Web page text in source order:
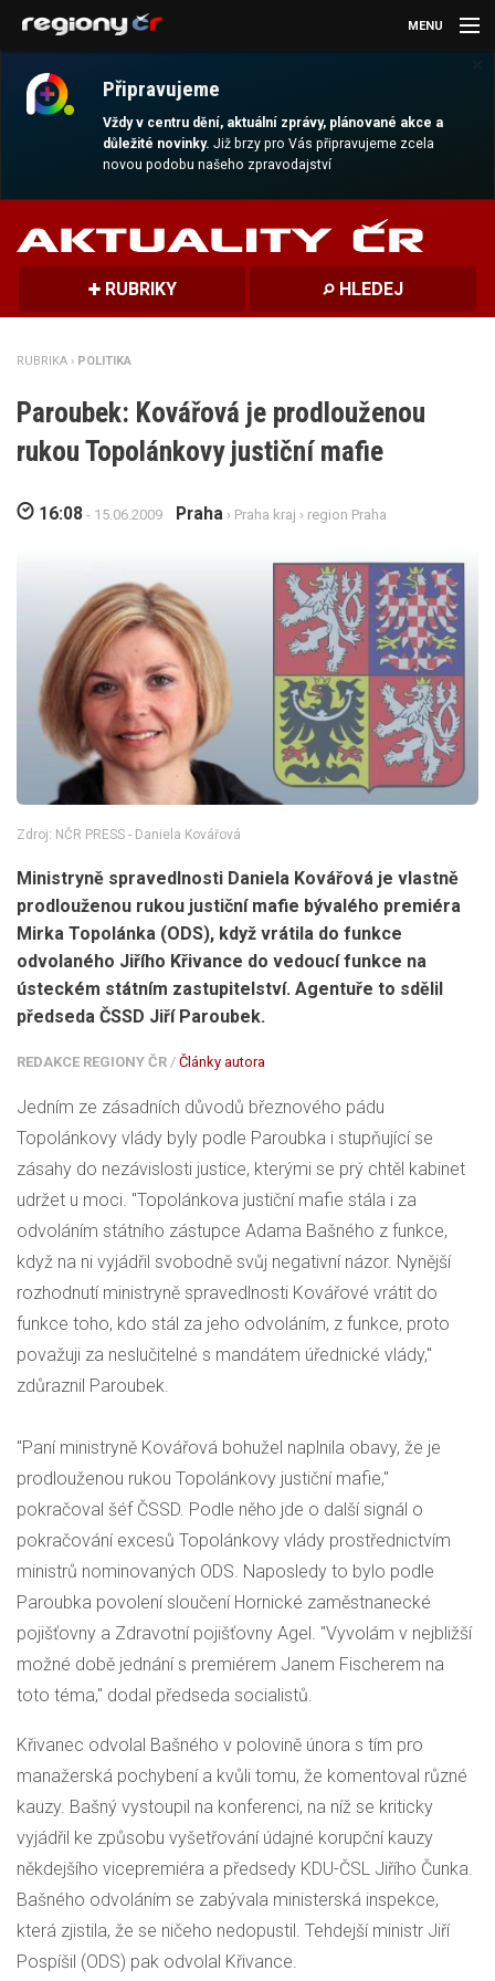
Připravujeme
Vždy v centru dění, aktuální zprávy, plánované akce a
důležité novinky.Již brzy pro Vás připravujeme zcela
novou podobu našeho zpravodajství
MENU
AKTUALITY
MAGAZÍN
DALŠÍ
REGION
RUBRIKY HLEDEJ
RUBRIKA › POLITIKA
Paroubek: Kovářová je prodlouženou
rukou Topolánkovy justiční mafie
16:08 - 15.06.2009 Praha › Praha kraj › region Praha
Zdroj: NČR PRESS - Daniela Kovářová
Ministryně spravedlnosti Daniela Kovářová je vlastně
prodlouženou rukou justiční mafie bývalého premiéra
Mirka Topolánka (ODS), když vrátila do funkce
odvolaného Jiřího Křivance do vedoucí funkce na
ústeckém státním zastupitelství. Agentuře to sdělil
předseda ČSSD Jiří Paroubek.
REDAKCE REGIONY ČR / Články autora
Jedním ze zásadních důvodů březnového pádu
Topolánkovy vlády byly podle Paroubka i stupňující se
zásahy do nezávislosti justice, kterými se prý chtěl kabinet
udržet u moci. "Topolánkova justiční mafie stála i za
odvoláním státního zástupce Adama Bašného z funkce,
když na ni vyjádřil svobodně svůj negativní názor. Nynější
rozhodnutí ministryně spravedlnosti Kovářové vrátit do
funkce toho, kdo stál za jeho odvoláním, z funkce, proto
považuji za neslučitelné s mandátem úřednické vlády,"
zdůraznil Paroubek.
"Paní ministryně Kovářová bohužel naplnila obavy, že je
prodlouženou rukou Topolánkovy justiční mafie,"
pokračoval šéf ČSSD. Podle něho jde o další signál o
pokračování excesů Topolánkovy vlády prostřednictvím
ministrů nominovaných ODS. Naposledy to bylo podle
Paroubka povolení sloučení Hornické zaměstnanecké
pojišťovny a Zdravotní pojišťovny Agel. "Vyvolám v nejbližší
možné době jednání s premiérem Janem Fischerem na
toto téma," dodal předseda socialistů.
Křivanec odvolal Bašného v polovině února s tím pro
manažerská pochybení a kvůli tomu, že komentoval různé
kauzy. Bašný vystoupil na konferenci, na níž se kriticky
vyjádřil ke způsobu vyšetřování údajné korupční kauzy
někdejšího vicepremiéra a předsedy KDU-ČSL Jiřího Čunka.
Bašného odvoláním se zabývala ministerská inspekce,
která zjistila, že se ničeho nedopustil. Tehdejší ministr Jiří
Pospíšil (ODS) pak odvolal Křivance.